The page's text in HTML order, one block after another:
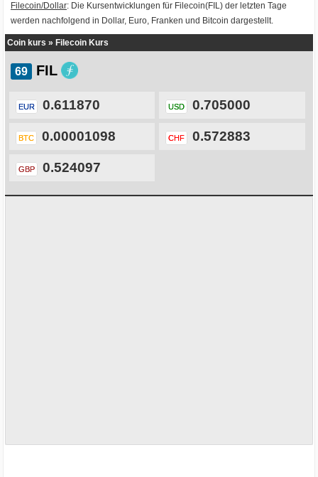
Filecoin/Dollar: Die Kursentwicklungen für Filecoin(FIL) der letzten Tage
werden nachfolgend in Dollar, Euro, Franken und Bitcoin dargestellt.
Coin kurs » Filecoin Kurs
FIL
EUR 0.611870 USD 0.705000
BTC 0.00001098 CHF 0.572883
GBP 0.524097